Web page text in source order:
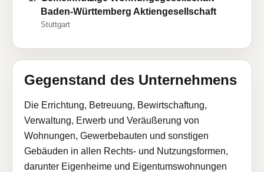
Baden-Württemberg Aktiengesellschaft
Stuttgart
Gegenstand des Unternehmens
Die Errichtung, Betreuung, Bewirtschaftung,
Verwaltung, Erwerb und Veräußerung von
Wohnungen, Gewerbebauten und sonstigen
Gebäuden in allen Rechts- und Nutzungsformen,
darunter Eigenheime und Eigentumswohnungen